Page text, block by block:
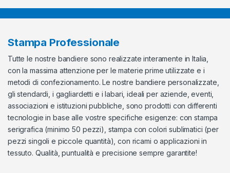
Stampa Professionale
Tutte le nostre bandiere sono realizzate interamente in Italia,
con la massima attenzione per le materie prime utilizzate e i
metodi di confezionamento. Le nostre bandiere personalizzate,
gli stendardi, i gagliardetti e i labari, ideali per aziende, eventi,
associazioni e istituzioni pubbliche, sono prodotti con differenti
tecnologie in base alle vostre specifiche esigenze: con stampa
serigrafica (minimo 50 pezzi), stampa con colori sublimatici (per
pezzi singoli e piccole quantità), con ricami o applicazioni in
tessuto. Qualità, puntualità e precisione sempre garantite!